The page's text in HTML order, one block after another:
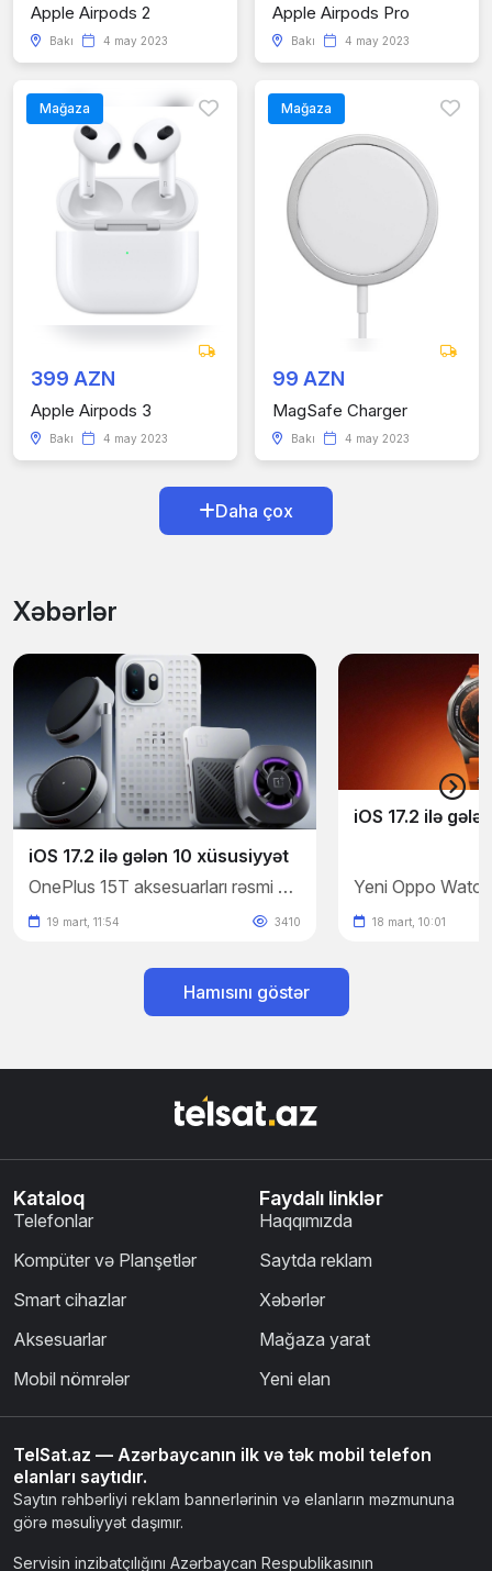
Apple Airpods 2
Bakı 4 may 2023
Apple Airpods Pro
Bakı 4 may 2023
Mağaza
399 AZN
Apple Airpods 3
Bakı 4 may 2023
Mağaza
99 AZN
MagSafe Charger
Bakı 4 may 2023
Daha çox
Xəbərlər
iOS 17.2 ilə gələn 10 xüsusiyyət
OnePlus 15T aksesuarları rəsmi şəkillərlə təsdiqləndi
19 mart, 11:54 3410
iOS 17.2 ilə
18 mart, 10:01
Hamısını göstər
Kataloq
Telefonlar
Kompüter və Planşetlər
Smart cihazlar
Aksesuarlar
Mobil nömrələr
Faydalı linklər
Haqqımızda
Saytda reklam
Xəbərlər
Mağaza yarat
Yeni elan
TelSat.az — Azərbaycanın ilk və tək mobil telefon
elanları saytıdır.
Saytın rəhbərliyi reklam bannerlərinin və elanların məzmununa
görə məsuliyyət daşımır.
Servisin inzibatçılığını Azərbaycan Respublikasının